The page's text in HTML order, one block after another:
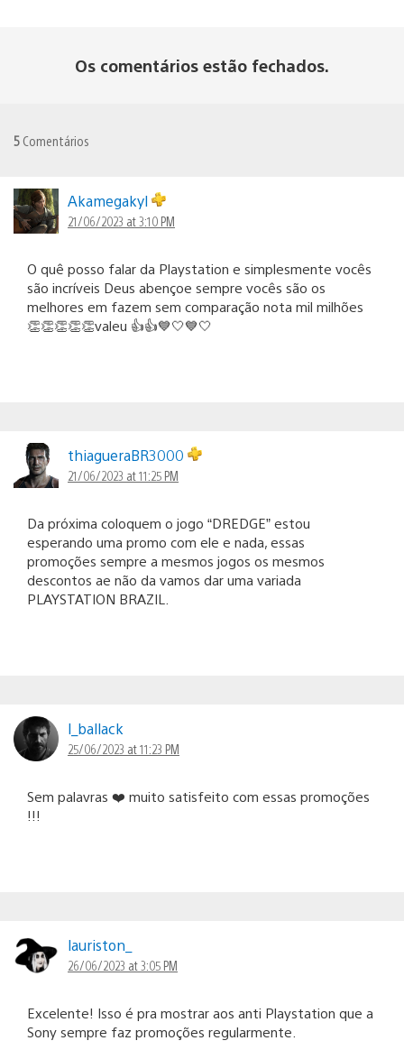
Os comentários estão fechados.
5 Comentários
Akamegakyl
21/06/2023 at 3:10 PM
O quê posso falar da Playstation e simplesmente vocês
são incríveis Deus abençoe sempre vocês são os
melhores em fazem sem comparação nota mil milhões
👏👏👏👏👏valeu 👍👍💙🤍💙🤍
thiagueraBR3000
21/06/2023 at 11:25 PM
Da próxima coloquem o jogo “DREDGE” estou
esperando uma promo com ele e nada, essas
promoções sempre a mesmos jogos os mesmos
descontos ae não da vamos dar uma variada
PLAYSTATION BRAZIL.
l_ballack
25/06/2023 at 11:23 PM
Sem palavras ❤️ muito satisfeito com essas promoções
!!!
lauriston_
26/06/2023 at 3:05 PM
Excelente! Isso é pra mostrar aos anti Playstation que a
Sony sempre faz promoções regularmente.